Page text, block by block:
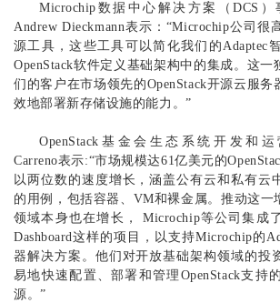
Microchip数据中心解决方案（DCS
Andrew Dieckmann表示：“Microchip公司很
源工具，这些工具可以简化我们的Adaptec
OpenStack软件定义基础架构中的集成。这一
们的客户在市场领先的OpenStack开源云服务
效地部署新存储设施的能力。”
OpenStack基金会生态系统开发和
Carreno表示:“市场规模达61亿美元的
以两位数的速度增长，涵盖公有云和私有云
的用例，包括容器、VM和裸金属。推动这一
领域本身也在增长， Microchip等公司集成
Dashboard这样的项目，以支持Microchip的
器解决方案。他们对开放基础架构领域的投
易地快速配置、部署和管理OpenStack支持
源。”